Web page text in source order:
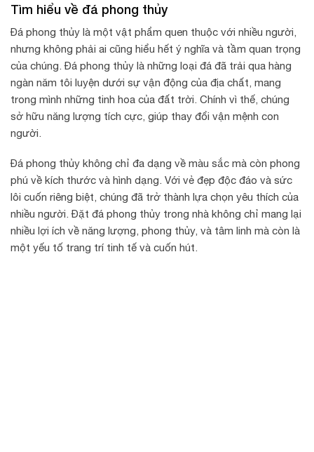
Tìm hiểu về đá phong thủy
Đá phong thủy là một vật phẩm quen thuộc với nhiều người,
nhưng không phải ai cũng hiểu hết ý nghĩa và tầm quan trọng
của chúng. Đá phong thủy là những loại đá đã trải qua hàng
ngàn năm tôi luyện dưới sự vận động của địa chất, mang
trong mình những tinh hoa của đất trời. Chính vì thế, chúng
sở hữu năng lượng tích cực, giúp thay đổi vận mệnh con
người.
Đá phong thủy không chỉ đa dạng về màu sắc mà còn phong
phú về kích thước và hình dạng. Với vẻ đẹp độc đáo và sức
lôi cuốn riêng biệt, chúng đã trở thành lựa chọn yêu thích của
nhiều người. Đặt đá phong thủy trong nhà không chỉ mang lại
nhiều lợi ích về năng lượng, phong thủy, và tâm linh mà còn là
một yếu tố trang trí tinh tế và cuốn hút.